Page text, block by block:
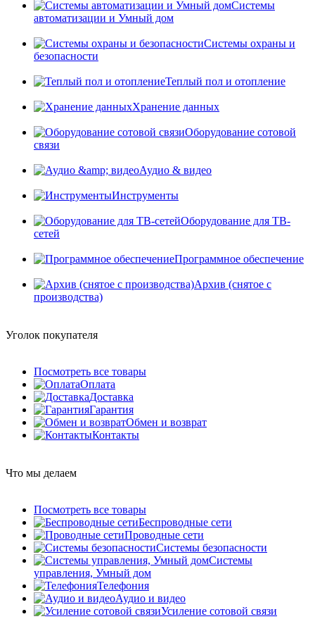
Системы
автоматизации и Умный дом
Системы охраны и
безопасности
Теплый пол и отопление
Хранение данных
Оборудование сотовой
связи
Аудио & видео
Инструменты
Оборудование для ТВ-
сетей
Программное обеспечение
Архив (снятое с
производства)
Уголок покупателя
Посмотреть все товары
Оплата
Доставка
Гарантия
Обмен и возврат
Контакты
Что мы делаем
Посмотреть все товары
Беспроводные сети
Проводные сети
Системы безопасности
Системы
управления, Умный дом
Телефония
Аудио и видео
Усиление сотовой связи